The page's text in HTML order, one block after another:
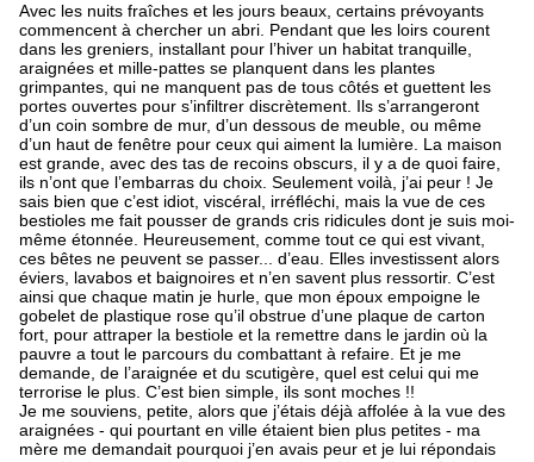
Avec les nuits fraîches et les jours beaux, certains prévoyants
commencent à chercher un abri. Pendant que les loirs courent
dans les greniers, installant pour l’hiver un habitat tranquille,
araignées et mille-pattes se planquent dans les plantes
grimpantes, qui ne manquent pas de tous côtés et guettent les
portes ouvertes pour s’infiltrer discrètement. Ils s’arrangeront
d’un coin sombre de mur, d’un dessous de meuble, ou même
d’un haut de fenêtre pour ceux qui aiment la lumière. La maison
est grande, avec des tas de recoins obscurs, il y a de quoi faire,
ils n’ont que l’embarras du choix. Seulement voilà, j’ai peur ! Je
sais bien que c’est idiot, viscéral, irréfléchi, mais la vue de ces
bestioles me fait pousser de grands cris ridicules dont je suis moi-
même étonnée. Heureusement, comme tout ce qui est vivant,
ces bêtes ne peuvent se passer... d’eau. Elles investissent alors
éviers, lavabos et baignoires et n’en savent plus ressortir. C’est
ainsi que chaque matin je hurle, que mon époux empoigne le
gobelet de plastique rose qu’il obstrue d’une plaque de carton
fort, pour attraper la bestiole et la remettre dans le jardin où la
pauvre a tout le parcours du combattant à refaire. Et je me
demande, de l’araignée et du scutigère, quel est celui qui me
terrorise le plus. C’est bien simple, ils sont moches !!
Je me souviens, petite, alors que j’étais déjà affolée à la vue des
araignées - qui pourtant en ville étaient bien plus petites - ma
mère me demandait pourquoi j’en avais peur et je lui répondais